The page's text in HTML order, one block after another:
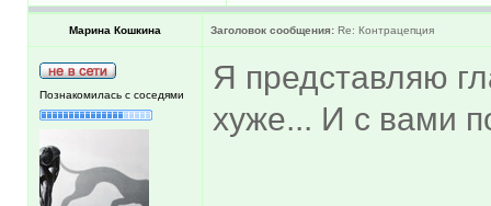
Марина Кошкина Заголовок сообщения: Re: Контрацепция
Познакомилась с соседями
Я представляю
хуже... И с вами